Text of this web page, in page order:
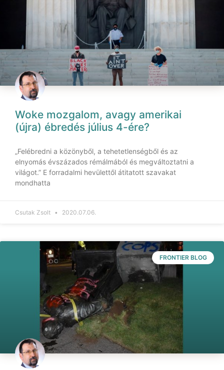
Woke mozgalom, avagy amerikai
(újra) ébredés július 4-ére?
„Felébredni a közönyből, a tehetetlenségből és az
elnyomás évszázados rémálmából és megváltoztatni a
világot.” E forradalmi hevülettől átitatott szavakat
mondhatta
Csutak Zsolt 2020.07.06.
FRONTIER BLOG